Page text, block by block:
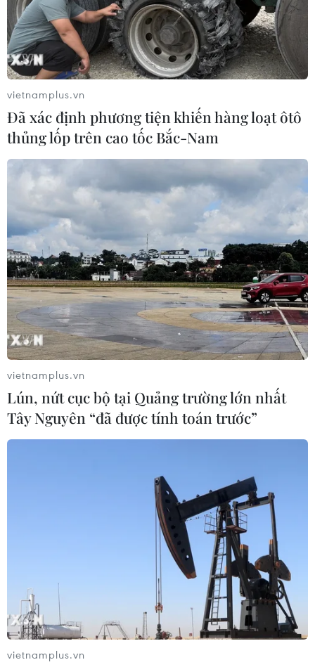
EU tăng cường vai trò của trung tâm
phòng chống dịch bệnh COVID-19
01/12/2021 04:37
Việc sửa đổi nhiệm vụ của ECDC sẽ cho phép cơ quan
này đóng vai trò mạnh mẽ hơn trong việc hỗ trợ EU và
các quốc gia thành viên ngăn ngừa và kiểm soát các
mối đe dọa từ các bệnh truyền nhiễm.
Nghị viện châu Âu thông qua luật quản lý
các công ty công nghệ lớn
Đạo luật đề ra quy định nghiêm ngặt về những điều
"Được làm" và "Không được làm" trên các nền tảng mà
các công ty như Meta/Facebook, Alphabet Google,
Amazon, Apple và Microsoft quản lý.
vietnamplus.vn
Đã xác định phương tiện khiến hàng loạt ôtô
thủng lốp trên cao tốc Bắc-Nam
vietnamplus.vn
Lún, nứt cục bộ tại Quảng trường lớn nhất
Tây Nguyên “đã được tính toán trước”
vietnamplus.vn